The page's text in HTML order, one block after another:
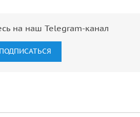
на наш Telegram-канал
ПОДПИСАТЬСЯ